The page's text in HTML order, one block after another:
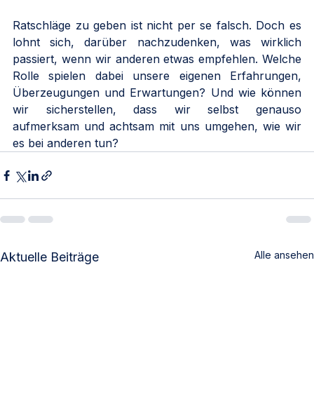
Ratschläge zu geben ist nicht per se falsch. Doch es
lohnt sich, darüber nachzudenken, was wirklich
passiert, wenn wir anderen etwas empfehlen. Welche
Rolle spielen dabei unsere eigenen Erfahrungen,
Überzeugungen und Erwartungen? Und wie können
wir sicherstellen, dass wir selbst genauso
aufmerksam und achtsam mit uns umgehen, wie wir
es bei anderen tun?
Aktuelle Beiträge Alle ansehen